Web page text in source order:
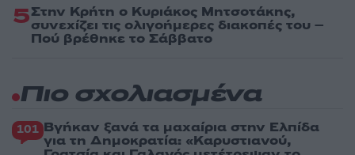
5Στην Κρήτη ο Κυριάκος Μητσοτάκης,
συνεχίζει τις ολιγοήμερες διακοπές του –
Πού βρέθηκε το Σάββατο
Πιο σχολιασμένα
101 Βγήκαν ξανά τα μαχαίρια στην Ελπίδα
για τη Δημοκρατία: «Καρυστιανού,